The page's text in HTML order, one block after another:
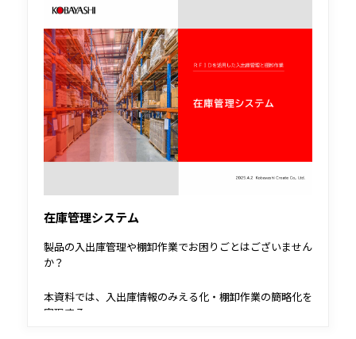
在庫管理システム
製品の入出庫管理や棚卸作業でお困りごとはございません
か？
本資料では、入出庫情報のみえる化・棚卸作業の簡略化を
実現する